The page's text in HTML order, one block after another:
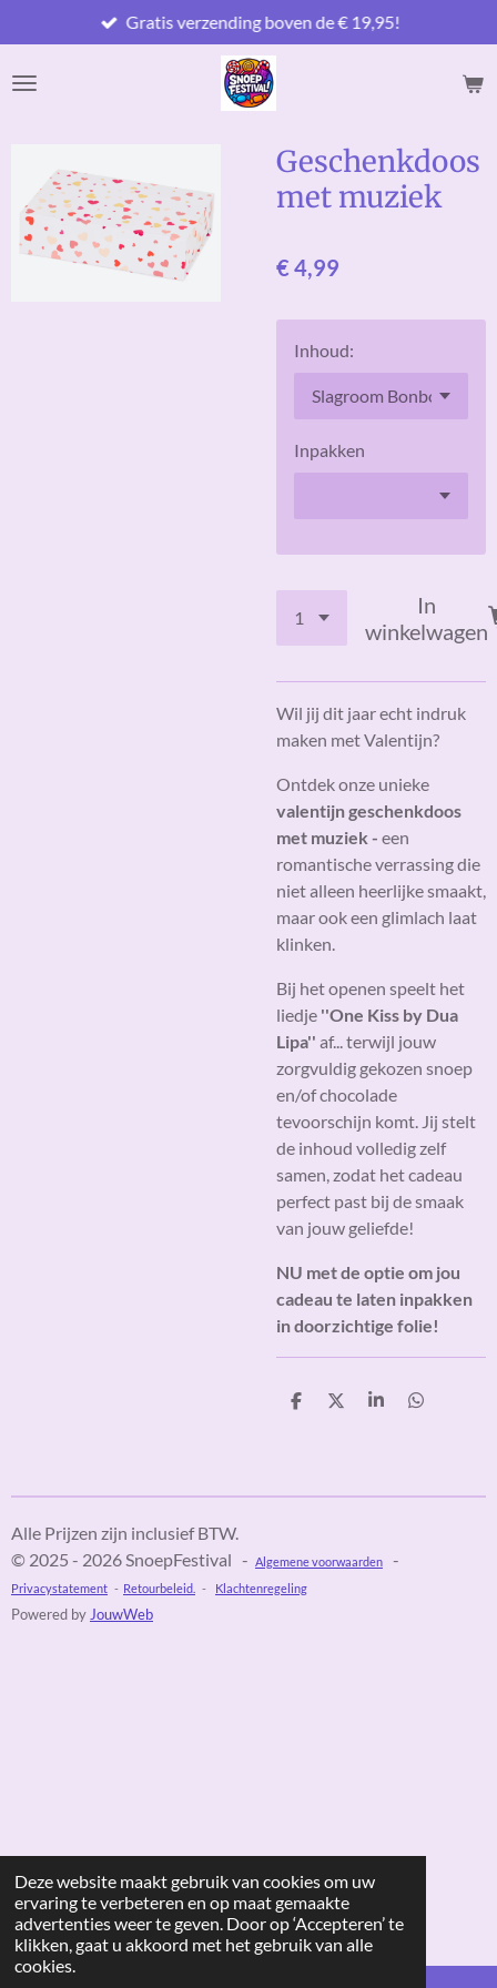
Deze website maakt gebruik van cookies om uw
ervaring te verbeteren en op maat gemaakte
advertenties weer te geven. Door op ‘Accepteren’ te
klikken, gaat u akkoord met het gebruik van alle
cookies.
direct
naar
Gratis verzending boven de € 19,95!
Geschenkdoos
met muziek
€ 4,99
Inhoud:
Inpakken
In
winkelwagen
Wil jij dit jaar echt indruk
maken met Valentijn?
Ontdek onze unieke
valentijn geschenkdoos
met muziek - een
romantische verrassing die
niet alleen heerlijke smaakt,
maar ook een glimlach laat
klinken.
Bij het openen speelt het
liedje ''One Kiss by Dua
Lipa'' af... terwijl jouw
zorgvuldig gekozen snoep
en/of chocolade
tevoorschijn komt. Jij stelt
de inhoud volledig zelf
samen, zodat het cadeau
perfect past bij de smaak
van jouw geliefde!
NU met de optie om jou
cadeau te laten inpakken
in doorzichtige folie!
D
D
S
D
Alle Prijzen zijn inclusief BTW.
© 2025 - 2026 SnoepFestival - Algemene voorwaarden -
Privacystatement - Retourbeleid. - Klachtenregeling
Powered by JouwWeb